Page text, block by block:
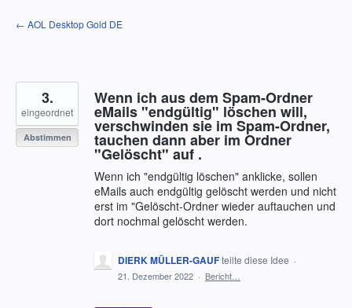
Zum
Inhalt
← AOL Desktop Gold DE
Wenn ich aus dem Spam-Ordner
eMails "endgültig" löschen will,
verschwinden sie im Spam-Ordner,
tauchen dann aber im Ordner
"Gelöscht" auf .
Wenn ich "endgültig löschen" anklicke, sollen
eMails auch endgültig gelöscht werden und nicht
erst im "Gelöscht-Ordner wieder auftauchen und
dort nochmal gelöscht werden.
3.
eingeordnet
Abstimmen
DIERK MÜLLER-GAUFteilte diese Idee ·
21. Dezember 2022 · Bericht…